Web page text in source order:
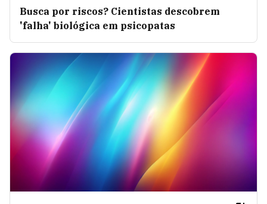
Busca por riscos? Cientistas descobrem
'falha' biológica em psicopatas